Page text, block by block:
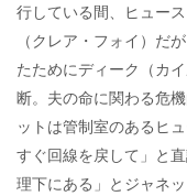
行している間、ヒュー
（クレア・フォイ）だ
たためにディーク（カ
断。夫の命に関わる危
ットは管制室のあるヒ
すぐ回線を戻して」と
理下にある」とジャネ